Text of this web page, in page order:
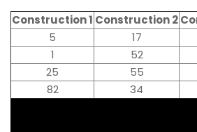
Construction 1 Construction 2
5
17
1
52
25
55
82
34